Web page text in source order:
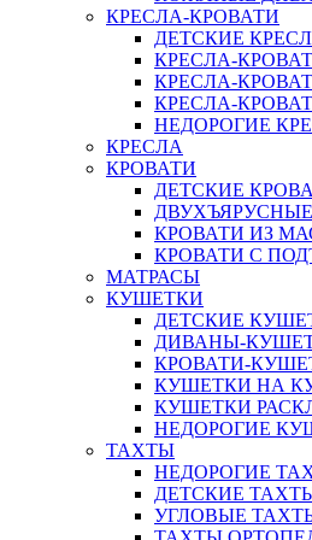
КРЕСЛА-КРОВАТИ
ДЕТСКИЕ
КРЕСЛА-
КРЕСЛА-
КРЕСЛА-
НЕДОРОГИЕ
КРЕСЛА
КРОВАТИ
ДЕТСКИЕ
КРОВАТИ ИЗ
КРОВАТИ С
МАТРАСЫ
КУШЕТКИ
ДЕТСКИЕ
ДИВАНЫ-
КРОВАТИ-
КУШЕТКИ НА
КУШЕТКИ
НЕДОРОГИЕ
ТАХТЫ
НЕДОРОГИЕ
ДЕТСКИЕ
УГЛОВЫЕ